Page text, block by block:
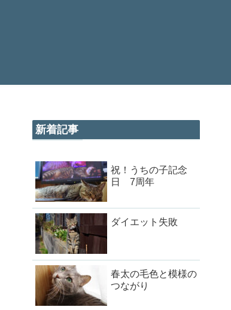
新着記事
祝！うちの子記念
日 7周年
ダイエット失敗
春太の毛色と模様の
つながり